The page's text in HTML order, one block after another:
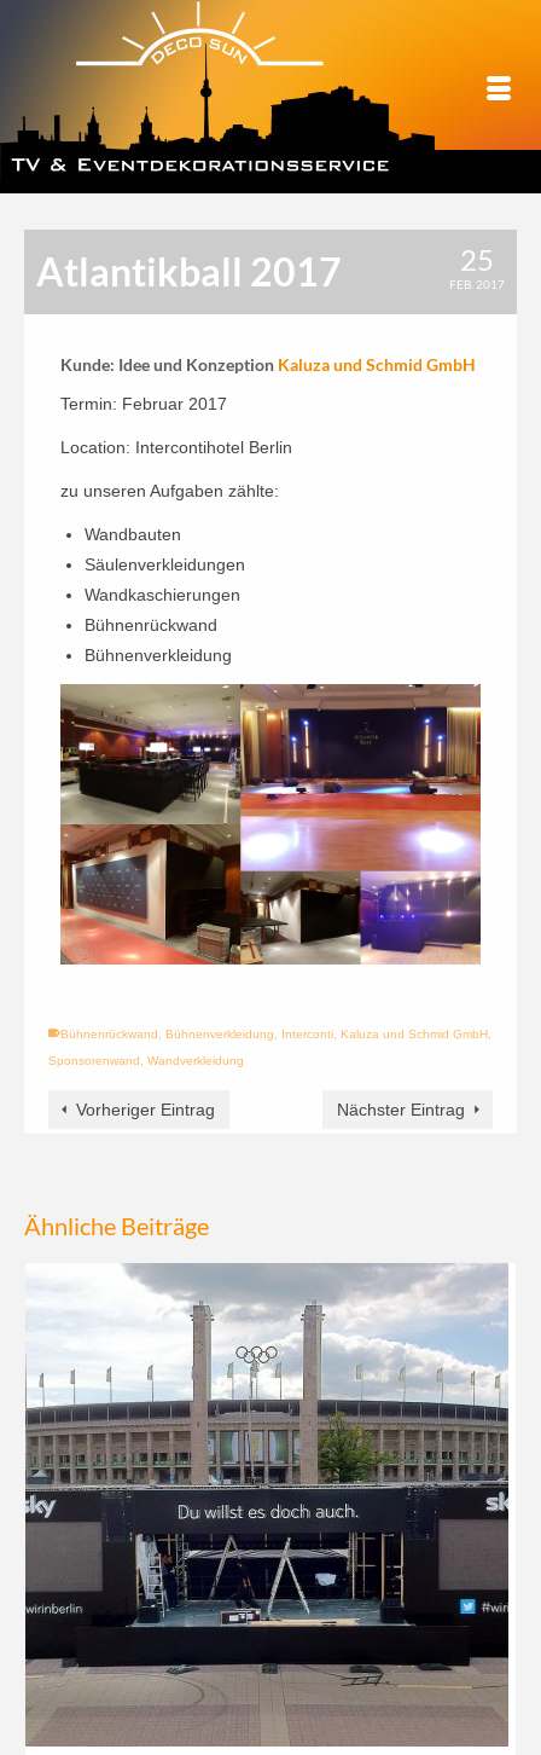
25
FEB. 2017
Atlantikball 2017
Kunde: Idee und Konzeption Kaluza und Schmid GmbH
Termin: Februar 2017
Location: Intercontihotel Berlin
zu unseren Aufgaben zählte:
Wandbauten
Säulenverkleidungen
Wandkaschierungen
Bühnenrückwand
Bühnenverkleidung
Bühnenrückwand Bühnenverkleidung Interconti Kaluza und Schmid GmbH
Sponsorenwand
Wandverkleidung
Vorheriger Eintrag Nächster Eintrag
Ähnliche Beiträge